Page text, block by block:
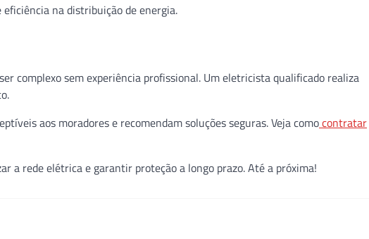
na distribuição de energia.
complexo sem experiência profissional. Um eletricista qualificado realiza
aos moradores e recomendam soluções seguras. Veja comocontratar
a rede elétrica e garantir proteção a longo prazo. Até a próxima!